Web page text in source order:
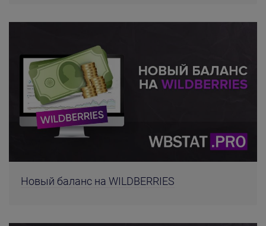
Новый баланс на WILDBERRIES